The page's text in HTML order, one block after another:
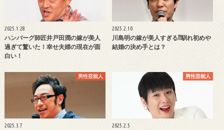
2025.1.28
ハンバーグ師匠井戸田潤の嫁が美人
過ぎて驚いた！幸せ夫婦の現在が面
白い！
2025.2.10
川島明の嫁が美人すぎる⁉馴れ初めや
結婚の決め手とは？
男性芸能人
2025.3.7
男性芸能人
2025.2.5